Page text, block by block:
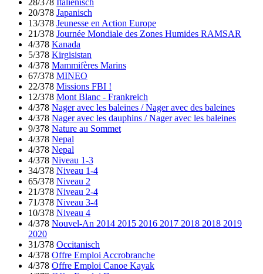
28/378 Italienisch
20/378 Japanisch
13/378 Jeunesse en Action Europe
21/378 Journée Mondiale des Zones Humides RAMSAR
4/378 Kanada
5/378 Kirgisistan
4/378 Mammifères Marins
67/378 MINEO
22/378 Missions FBI !
12/378 Mont Blanc - Frankreich
4/378 Nager avec les baleines / Nager avec des baleines
4/378 Nager avec les dauphins / Nager avec les baleines
9/378 Nature au Sommet
4/378 Nepal
4/378 Nepal
4/378 Niveau 1-3
34/378 Niveau 1-4
65/378 Niveau 2
21/378 Niveau 2-4
71/378 Niveau 3-4
10/378 Niveau 4
4/378 Nouvel-An 2014 2015 2016 2017 2018 2018 2019
2020
31/378 Occitanisch
4/378 Offre Emploi Accrobranche
4/378 Offre Emploi Canoe Kayak